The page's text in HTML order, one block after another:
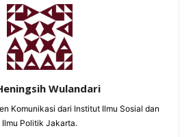
Wulandari
Komunikasi dari Institut Ilmu Sosial dan
Ilmu Politik Jakarta.